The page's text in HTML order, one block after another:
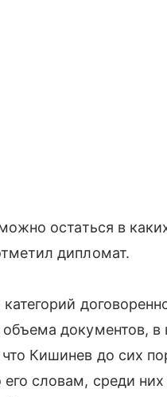
остаться в
дипломат.
документов, в
Кишинев до сих
словам, среди них